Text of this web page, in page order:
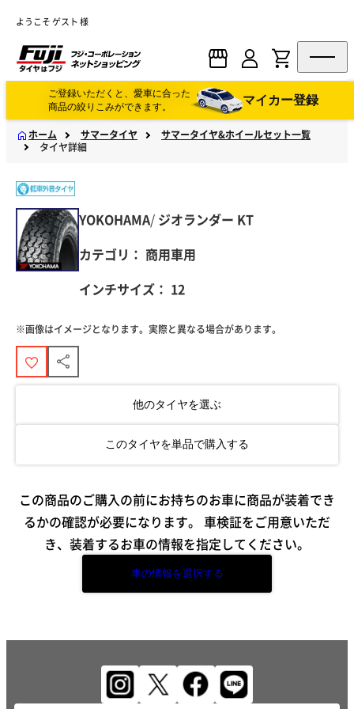
ようこそ ゲスト 様
ご登録いただくと、愛車に合った
商品の絞りこみができます。
マイカー登録
ホーム サマータイヤ
サマータイヤ&ホイールセット一覧
タイヤ詳細
YOKOHAMA/ ジオランダー KT
カテゴリ： 商用車用
インチサイズ： 12
※画像はイメージとなります。実際と異なる場合があります。
他のタイヤを選ぶ
このタイヤを単品で購入する
この商品のご購入の前にお持ちのお車に商品が装着でき
るかの確認が必要になります。 車検証をご用意いただ
き、装着するお車の情報を指定してください。
車の情報を選択する